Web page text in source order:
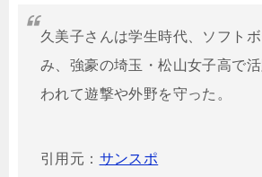
久美子さんは学生時代、ソフト
み、強豪の埼玉・松山女子高で
われて遊撃や外野を守った。
引用元： サンスポ